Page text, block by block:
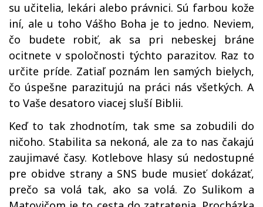
su učitelia, lekári alebo právnici. Sú farbou kože
iní, ale u toho Vášho Boha je to jedno. Neviem,
čo budete robiť, ak sa pri nebeskej bráne
ocitnete v spoločnosti týchto parazitov. Raz to
určite príde. Zatiaľ poznám len samých bielych,
čo úspešne parazitujú na práci nás všetkých. A
to Vaše desatoro viacej sluší Biblii.
Keď to tak zhodnotím, tak sme sa zobudili do
ničoho. Stabilita sa nekoná, ale za to nas čakajú
zaujimavé časy. Kotlebove hlasy sú nedostupné
pre obidve strany a SNS bude musieť dokázať,
prečo sa volá tak, ako sa volá. Zo Sulikom a